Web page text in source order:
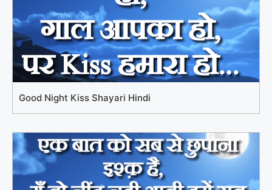
Good Night Kiss Shayari Hindi